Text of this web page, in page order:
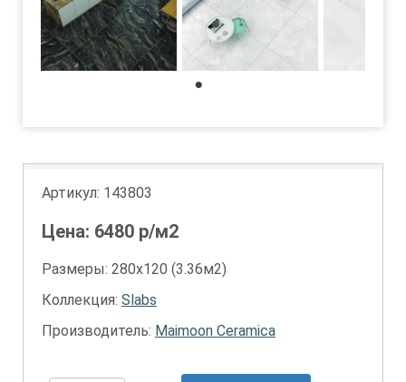
Артикул: 143803
Цена: 6480 р/м2
Размеры: 280х120 (3.36м2)
Коллекция: Slabs
Производитель: Maimoon Ceramica